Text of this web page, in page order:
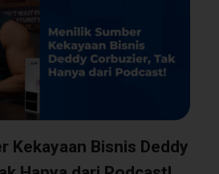
Kekayaan Bisnis Deddy